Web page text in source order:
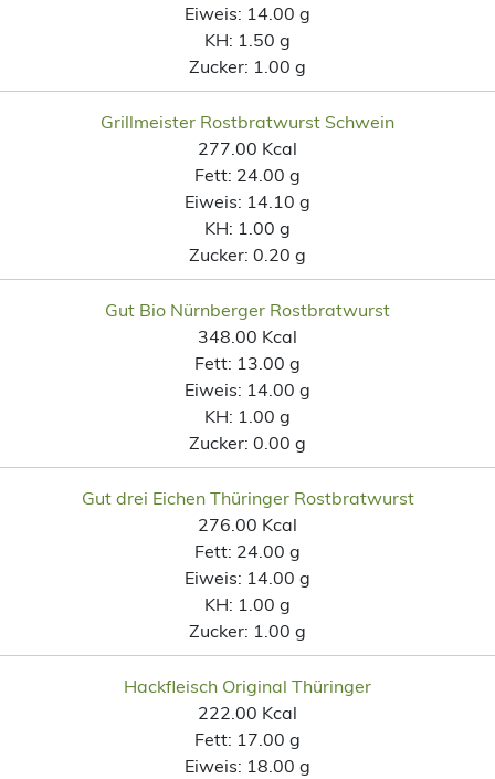
Eiweis: 14.00 g
KH: 1.50 g
Zucker: 1.00 g
Grillmeister Rostbratwurst Schwein
277.00 Kcal
Fett: 24.00 g
Eiweis: 14.10 g
KH: 1.00 g
Zucker: 0.20 g
Gut Bio Nürnberger Rostbratwurst
348.00 Kcal
Fett: 13.00 g
Eiweis: 14.00 g
KH: 1.00 g
Zucker: 0.00 g
Gut drei Eichen Thüringer Rostbratwurst
276.00 Kcal
Fett: 24.00 g
Eiweis: 14.00 g
KH: 1.00 g
Zucker: 1.00 g
Hackfleisch Original Thüringer
222.00 Kcal
Fett: 17.00 g
Eiweis: 18.00 g